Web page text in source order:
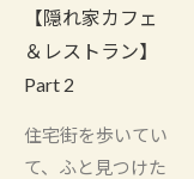
【隠れ家カフェ
＆レストラン】
Part 2
住宅街を歩いてい
て、ふと見つけた